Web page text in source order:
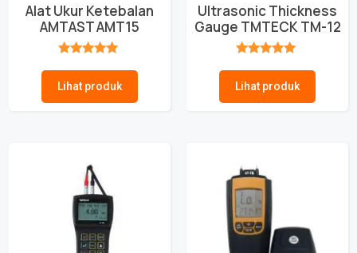
Alat Ukur Ketebalan
AMTAST AMT15
Lihat produk
Ultrasonic Thickness
Gauge TMTECK TM-12
Lihat produk